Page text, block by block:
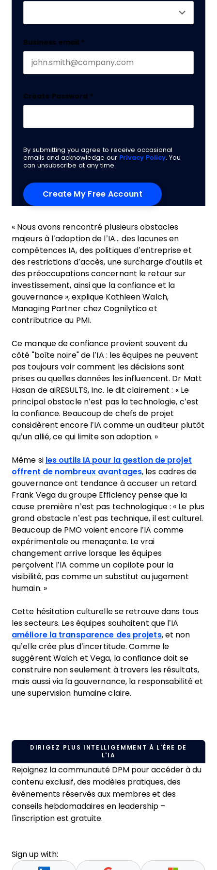
Business email *
Create Password *
By submitting you agree to receive occasional
emails and acknowledge our Privacy Policy. You
can unsubscribe at any time.
« Nous avons rencontré plusieurs obstacles
majeurs à l’adoption de l’IA… des lacunes en
compétences IA, des politiques d’entreprise et
des restrictions d’accès, une surcharge d’outils et
des préoccupations concernant le retour sur
investissement, ainsi que la confiance et la
gouvernance », explique Kathleen Walch,
Managing Partner chez Cognilytica et
contributrice au PMI.
Ce manque de confiance provient souvent du
côté "boîte noire" de l’IA : les équipes ne peuvent
pas toujours voir comment les décisions sont
prises ou quelles données les influencent. Dr Matt
Hasan de aiRESULTS, Inc. le dit clairement : « Le
principal obstacle n’est pas la technologie, c’est
la confiance. Beaucoup de chefs de projet
considèrent encore l’IA comme un auditeur plutôt
qu’un allié, ce qui limite son adoption. »
Même si les outils IA pour la gestion de projet
offrent de nombreux avantages, les cadres de
gouvernance ont tendance à accuser un retard.
Frank Vega du groupe Efficiency pense que la
cause première n’est pas technologique : « Le plus
grand obstacle n’est pas technique, il est culturel.
Beaucoup de PMO voient encore l’IA comme
expérimentale ou menaçante. Le vrai
changement arrive lorsque les équipes
perçoivent l’IA comme un copilote pour la
visibilité, pas comme un substitut au jugement
humain. »
Cette hésitation culturelle se retrouve dans tous
les secteurs. Les équipes souhaitent que l’IA
améliore la transparence des projets, et non
qu’elle crée plus d’incertitude. Comme le
suggèrent Walch et Vega, la confiance doit se
construire non seulement à travers les résultats,
mais aussi via la gouvernance, la responsabilité et
une supervision humaine claire.
DIRIGEZ PLUS INTELLIGEMMENT À L'ÈRE DE
L'IA
Rejoignez la communauté DPM pour accéder à du
contenu exclusif, des modèles pratiques, des
événements réservés aux membres et des
conseils hebdomadaires en leadership –
l'inscription est gratuite.
Sign up with: